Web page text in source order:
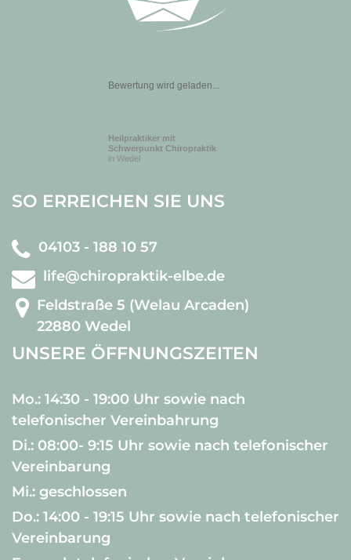
Bewertung wird geladen...
Heilpraktiker mit
Schwerpunkt Chiropraktik
in Wedel
SO ERREICHEN SIE UNS
04103 - 188 10 57
life@chiropraktik-elbe.de
Feldstraße 5 (Welau Arcaden)
22880 Wedel
UNSERE ÖFFNUNGSZEITEN
Mo.: 14:30 - 19:00 Uhr sowie nach
telefonischer Vereinbahrung
Di.: 08:00- 9:15 Uhr sowie nach telefonischer
Vereinbarung
Mi.: geschlossen
Do.: 14:00 - 19:15 Uhr sowie nach telefonischer
Vereinbarung